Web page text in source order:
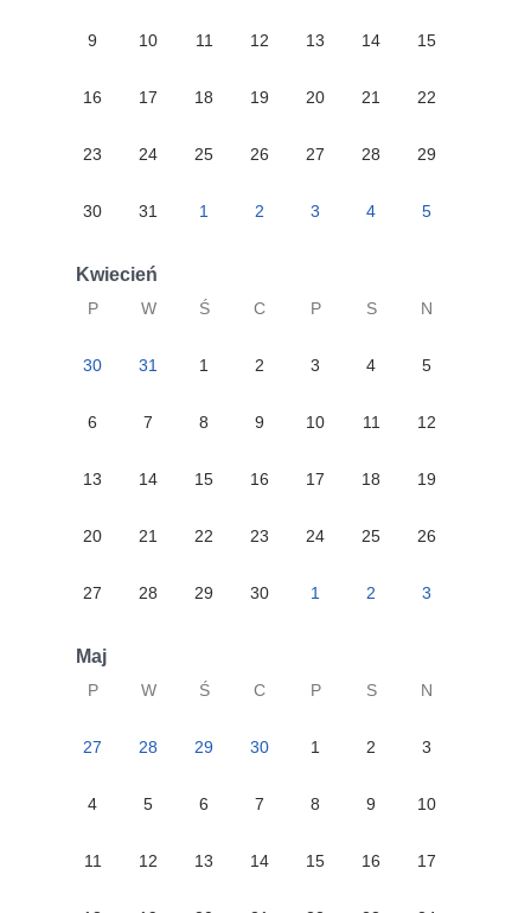
9 10 11 12 13 14 15
16 17 18 19 20 21 22
23 24 25 26 27 28 29
30 31 1 2 3 4 5
Kwiecień
P W Ś C P S N
30 31 1 2 3 4 5
6 7 8 9 10 11 12
13 14 15 16 17 18 19
20 21 22 23 24 25 26
27 28 29 30 1 2 3
Maj
P W Ś C P S N
27 28 29 30 1 2 3
4 5 6 7 8 9 10
11 12 13 14 15 16 17